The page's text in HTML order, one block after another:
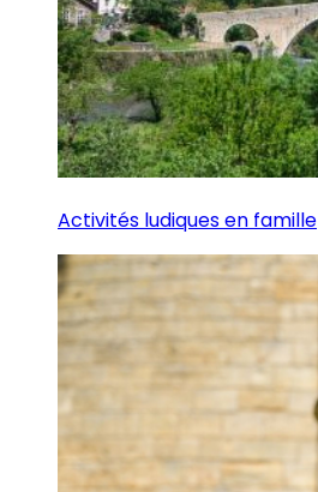
Activités ludiques en famille